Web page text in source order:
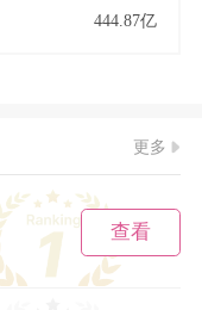
444.87亿
更多
查看